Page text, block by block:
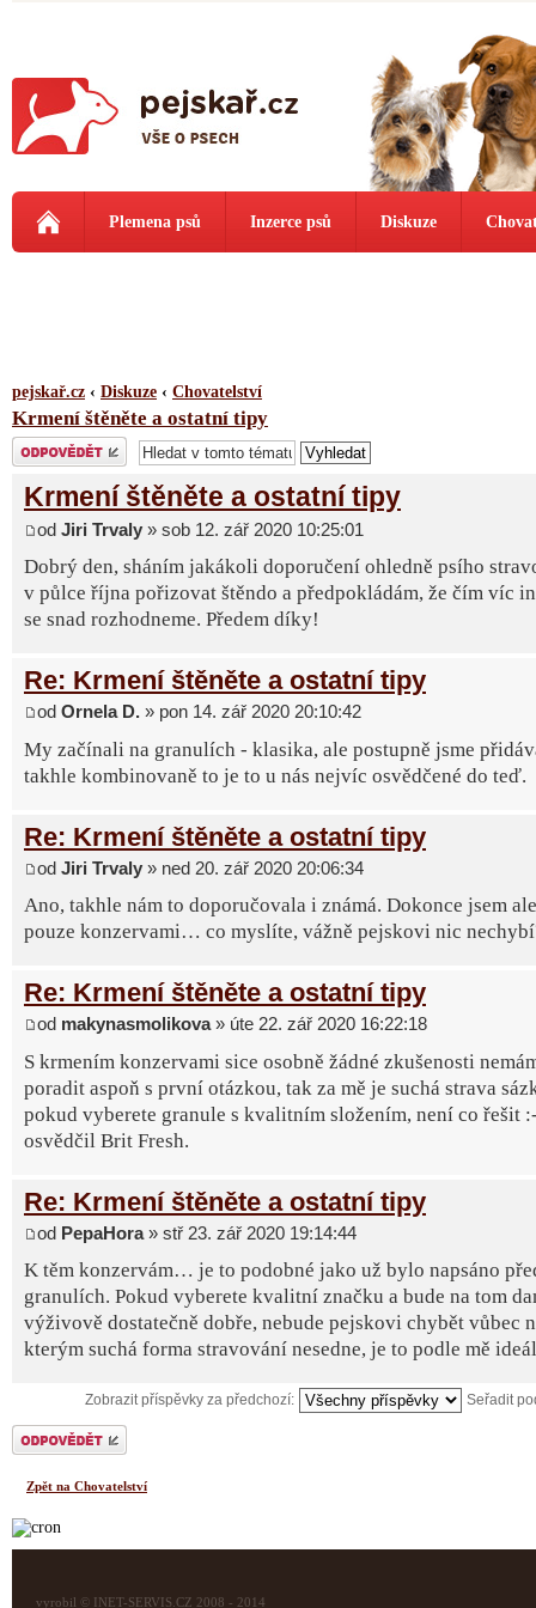
Plemena psů Inzerce psů Diskuze
pejskař.cz ‹ Diskuze ‹ Chovatelství
Krmení štěněte a ostatní tipy
Odeslat odpověď
Krmení štěněte a ostatní tipy
od Jiri Trvaly » sob 12. zář 2020 10:25:01
Dobrý den, sháním jakákoli doporučení ohledně psího
v půlce října pořizovat štěndo a předpokládám, že čím víc
se snad rozhodneme. Předem díky!
Re: Krmení štěněte a ostatní tipy
od Ornela D. » pon 14. zář 2020 20:10:42
My začínali na granulích - klasika, ale postupně jsme
takhle kombinovaně to je to u nás nejvíc osvědčené do teď.
Re: Krmení štěněte a ostatní tipy
od Jiri Trvaly » ned 20. zář 2020 20:06:34
Ano, takhle nám to doporučovala i známá. Dokonce jsem
pouze konzervami… co myslíte, vážně pejskovi nic
Re: Krmení štěněte a ostatní tipy
od makynasmolikova» úte 22. zář 2020 16:22:18
S krmením konzervami sice osobně žádné zkušenosti
poradit aspoň s první otázkou, tak za mě je suchá strava
pokud vyberete granule s kvalitním složením, není co řešit
osvědčil Brit Fresh.
Re: Krmení štěněte a ostatní tipy
od PepaHora» stř 23. zář 2020 19:14:44
K těm konzervám… je to podobné jako už bylo napsáno
granulích. Pokud vyberete kvalitní značku a bude na tom
výživově dostatečně dobře, nebude pejskovi chybět vůbec
kterým suchá forma stravování nesedne, je to podle mě
Zobrazit příspěvky za předchozí: Seřadit
Odeslat odpověď
Zpět na Chovatelství
vyrobil © INET-SERVIS.CZ 2008 - 2014